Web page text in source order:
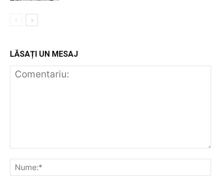
LĂSAȚI UN MESAJ